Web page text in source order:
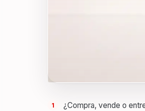
¿Compra, vende o